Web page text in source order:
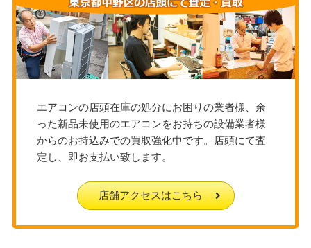
エアコンの店頭在庫の処分にお困りの業者様、余
った新品未使用のエアコンをお持ちの設備業者様
からのお持込みでの買取強化中です。店頭にて査
定し、即お支払い致します。
店舗アクセスはこちら